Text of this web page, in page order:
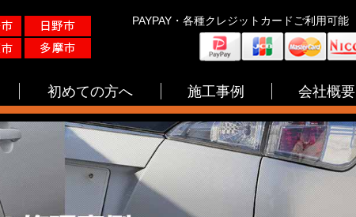
PAYPAY・各種クレジットカードご利用可能
初めての方へ 施工事例 会社概要